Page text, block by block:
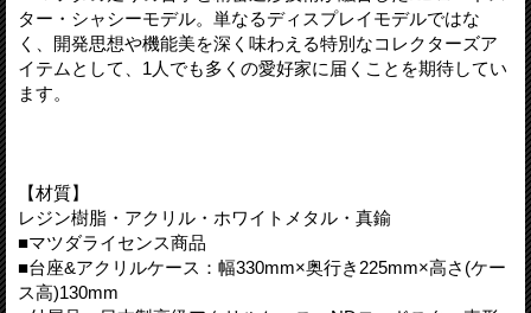
ター・シャシーモデル。単なるディスプレイモデルではな
く、開発思想や機能美を深く味わえる特別なコレクターズア
イテムとして、1人でも多くの愛好家に届くことを期待してい
ます。
【材質】
レジン樹脂・アクリル・ホワイトメタル・真鍮
■マツダライセンス商品
■台座&アクリルケース：幅330mm×奥行き225mm×高さ(ケー
ス高)130mm